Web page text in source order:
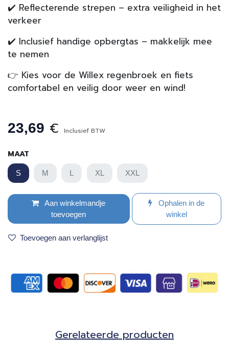
✔️ Reflecterende strepen – extra veiligheid in het
verkeer
✔️ Inclusief handige opbergtas – makkelijk mee
te nemen
👉 Kies voor de Willex regenbroek en fiets
comfortabel en veilig door weer en wind!
23,69 € Inclusief BTW
MAAT
S M L XL XXL
Aan winkelmandje
toevoegen
Ophalen in de
winkel
Toevoegen aan verlanglijst
Gerela​teerde producten​